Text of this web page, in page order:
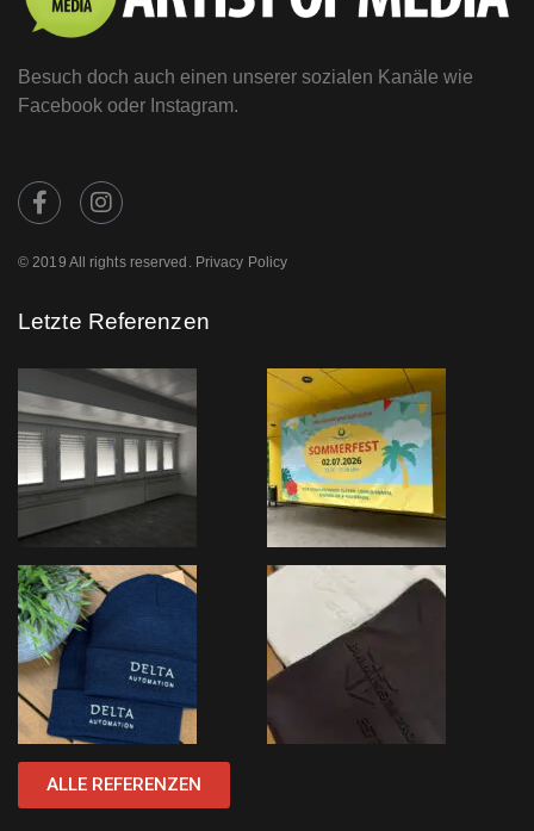
Besuch doch auch einen unserer sozialen Kanäle wie
Facebook oder Instagram.
© 2019 All rights reserved. Privacy Policy
Letzte Referenzen
ALLE REFERENZEN